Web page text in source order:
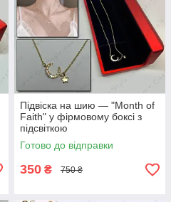
Підвіска на шию — "Month of
Faith" у фірмовому боксі з
підсвіткою
Готово до відправки
350 ₴ 750 ₴